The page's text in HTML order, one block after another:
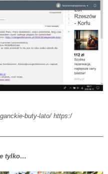
buty-lato/ https:/
tylko…